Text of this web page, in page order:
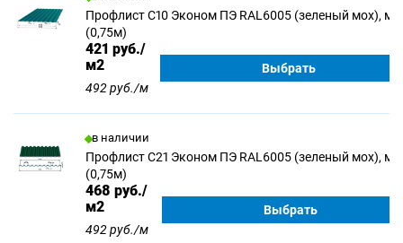
Профлист С10 Эконом ПЭ RAL6005 (зеленый мох), м
(0,75м)
421 руб./
м2
492 руб./м
Выбрать
в наличии
Профлист С21 Эконом ПЭ RAL6005 (зеленый мох), м
(0,75м)
468 руб./
м2
492 руб./м
Выбрать